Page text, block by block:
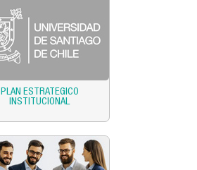
PLAN ESTRATEGICO
INSTITUCIONAL